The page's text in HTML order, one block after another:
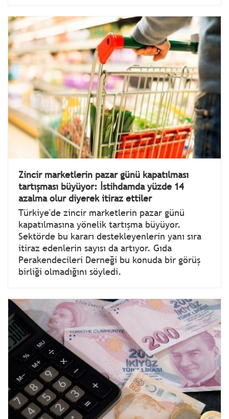
Zincir marketlerin pazar günü kapatılması
tartışması büyüyor: İstihdamda yüzde 14
azalma olur diyerek itiraz ettiler
Türkiye'de zincir marketlerin pazar günü
kapatılmasına yönelik tartışma büyüyor.
Sektörde bu kararı destekleyenlerin yanı sıra
itiraz edenlerin sayısı da artıyor. Gıda
Perakendecileri Derneği bu konuda bir görüş
birliği olmadığını söyledi.